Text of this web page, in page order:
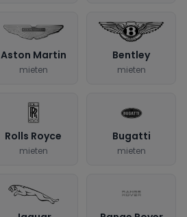
Aston Martin
mieten
Bentley
mieten
Rolls Royce
mieten
Bugatti
mieten